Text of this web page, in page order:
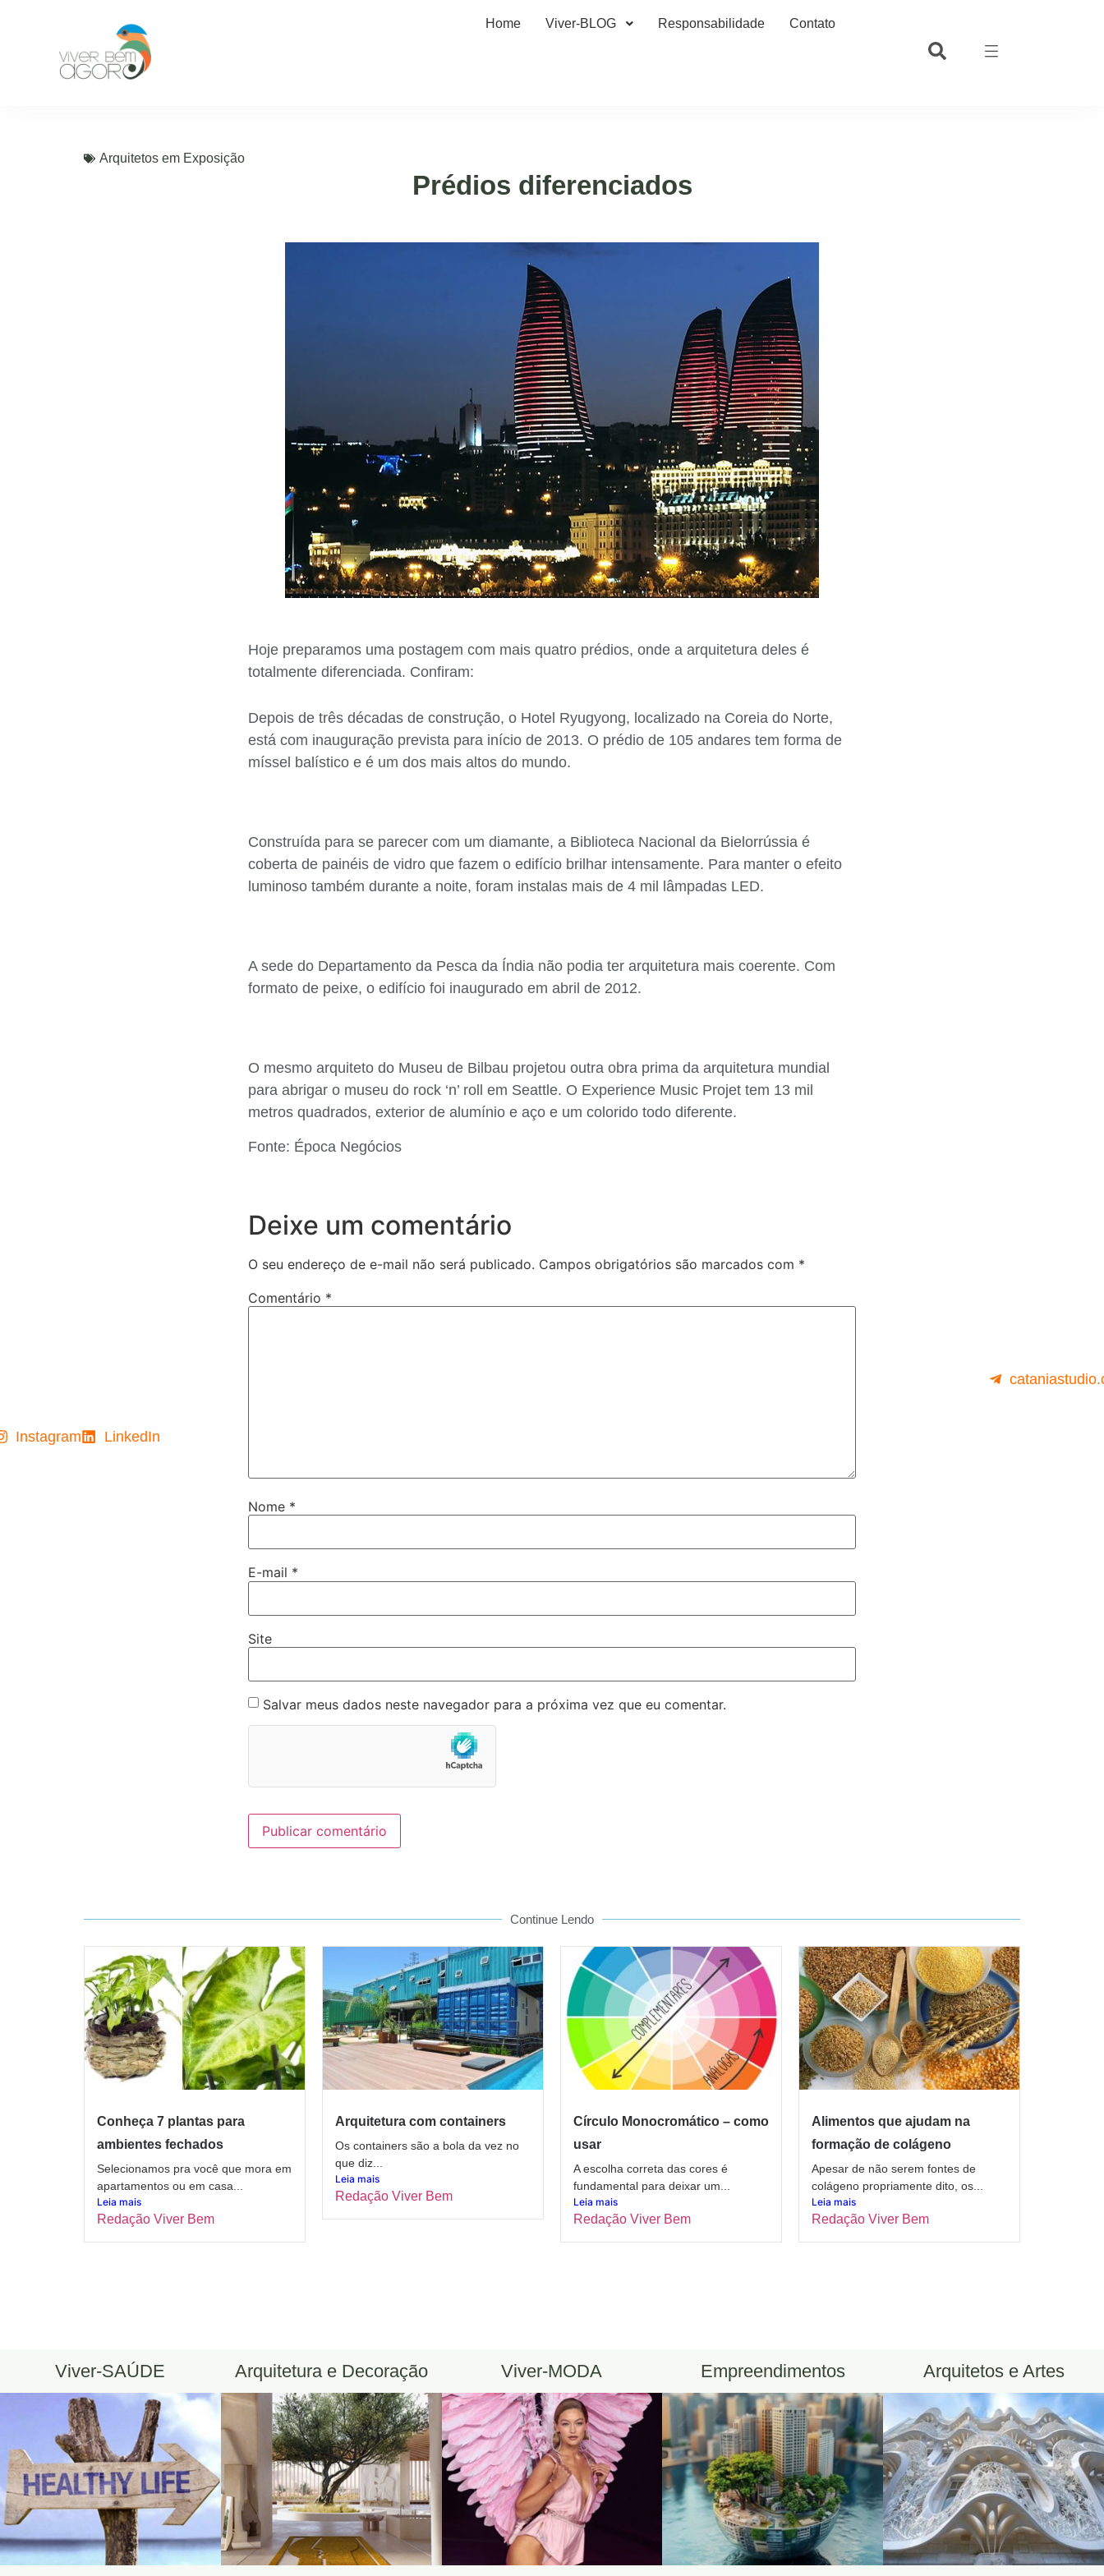
Home Viver-BLOG Responsabilidade Contato
Arquitetos em Exposição
Prédios diferenciados
Hoje preparamos uma postagem com mais quatro prédios, onde a arquitetura deles é
totalmente diferenciada. Confiram:
Depois de três décadas de construção, o Hotel Ryugyong, localizado na Coreia do Norte,
está com inauguração prevista para início de 2013. O prédio de 105 andares tem forma de
míssel balístico e é um dos mais altos do mundo.
Construída para se parecer com um diamante, a Biblioteca Nacional da Bielorrússia é
coberta de painéis de vidro que fazem o edifício brilhar intensamente. Para manter o efeito
luminoso também durante a noite, foram instalas mais de 4 mil lâmpadas LED.
A sede do Departamento da Pesca da Índia não podia ter arquitetura mais coerente. Com
formato de peixe, o edifício foi inaugurado em abril de 2012.
O mesmo arquiteto do Museu de Bilbau projetou outra obra prima da arquitetura mundial
para abrigar o museu do rock ‘n’ roll em Seattle. O Experience Music Projet tem 13 mil
metros quadrados, exterior de alumínio e aço e um colorido todo diferente.
Fonte: Época Negócios
Deixe um comentário
O seu endereço de e-mail não será publicado. Campos obrigatórios são marcados com *
Comentário *
Nome *
E-mail *
Site
Salvar meus dados neste navegador para a próxima vez que eu comentar.
Continue Lendo
Conheça 7 plantas para
ambientes fechados
Selecionamos pra você que mora em
apartamentos ou em casa...
Leia mais
Redação Viver Bem
Arquitetura com containers
Os containers são a bola da vez no
que diz...
Leia mais
Redação Viver Bem
Círculo Monocromático – como
usar
A escolha correta das cores é
fundamental para deixar um...
Leia mais
Redação Viver Bem
Alimentos que ajudam na
formação de colágeno
Apesar de não serem fontes de
colágeno propriamente dito, os...
Leia mais
Redação Viver Bem
Viver-SAÚDE Arquitetura e Decoração Viver-MODA Empreendimentos Arquitetos e Artes
Instagram LinkedIn